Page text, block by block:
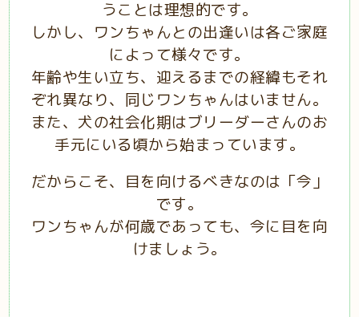
うことは理想的です。
しかし、ワンちゃんとの出逢いは各ご家庭
によって様々です。
年齢や生い立ち、迎えるまでの経緯もそれ
ぞれ異なり、同じワンちゃんはいません。
また、犬の社会化期はブリーダーさんのお
手元にいる頃から始まっています。
だからこそ、目を向けるべきなのは「今」
です。
ワンちゃんが何歳であっても、今に目を向
けましょう。